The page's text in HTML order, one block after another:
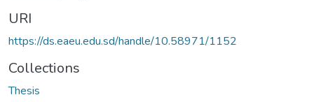
URI
https://ds.eaeu.edu.sd/handle/10.58971/1152
Collections
Thesis